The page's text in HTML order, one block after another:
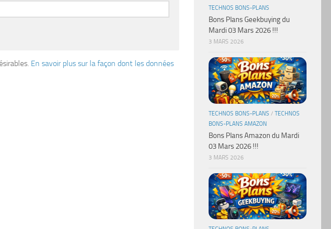
En savoir plus sur la façon dont les données
TECHNOS BONS-PLANS
Bons Plans Geekbuying du
Mardi 03 Mars 2026 !!!
3 MARS 2026
TECHNOS BONS-PLANS / TECHNOS
BONS-PLANS AMAZON
Bons Plans Amazon du Mardi
03 Mars 2026 !!!
3 MARS 2026